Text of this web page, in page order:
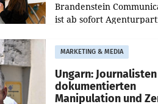
Brandenstein
ist ab sofort
Optimierungsplattform
OtterlyAI. Damit baut die
Agentur ihr
MARKETING & MEDIA
Ungarn: Journalisten
dokumentierten
Manipulation und